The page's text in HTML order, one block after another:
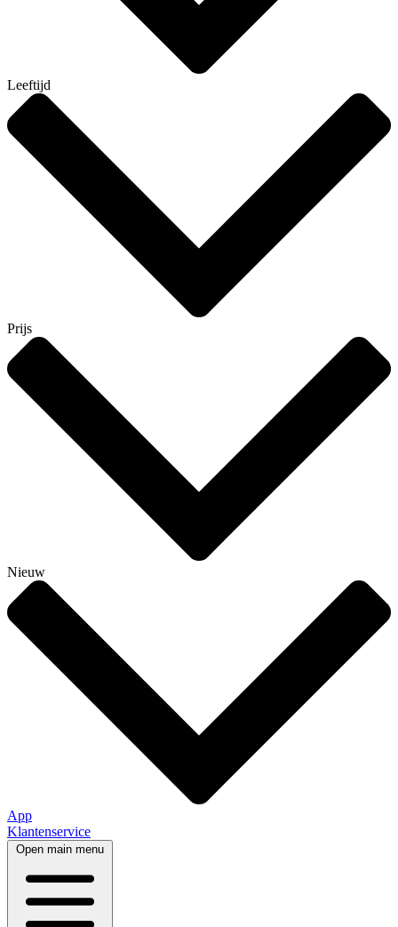
Leeftijd
Prijs
Nieuw
App
Klantenservice
Open main menu